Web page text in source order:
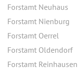
Forstamt Neuhaus
Forstamt Nienburg
Forstamt Oerrel
Forstamt Oldendorf
Forstamt Reinhausen